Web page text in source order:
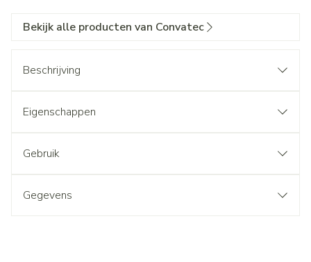
Bekijk alle producten van Convatec
Beschrijving
Eigenschappen
Gebruik
Gegevens